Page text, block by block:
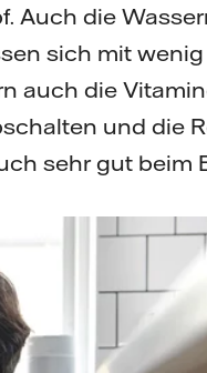
Auch die
sich mit
auch die
und die
sehr gut beim